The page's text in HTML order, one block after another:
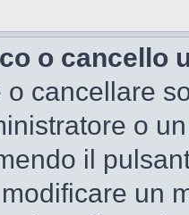
o cancello
o cancellare
o
il
un